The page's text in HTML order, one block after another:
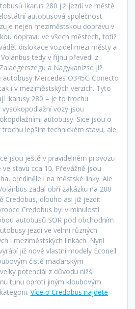
Ikarus 280 již jezdí ve městě
autobusová společnost
nejen meziměstskou dopravu v
dopravu ve všech městech, totiž
dislokace vozidel mezi městy a
tedy v říjnu převedl z
a Nagykanizse již
Mercedes O345G Conecto
i v meziměstských verzích. Tyto
Ikarusy 280 – je to trochu
vozy jsou
autobusy. Sice jsou o
lepším technickém stavu, ale
jsou ještě v pravidelném provozu
stavu cca 10. Převážně jsou
ojediněle i na městské linky. Ale
zadal obří zakázku na 200
Credobus, dlouho asi již jezdit
Credobus byl v minulosti
autobusů SOR pod obchodním
jezdí ve velmi různých
i meziměstských linkách. Nyní
již nové vlastní modely Econell
čistě maďarským
potenciál z důvodu nižší
tunu oproti jiným kloubovým
Více o Credobus najdete